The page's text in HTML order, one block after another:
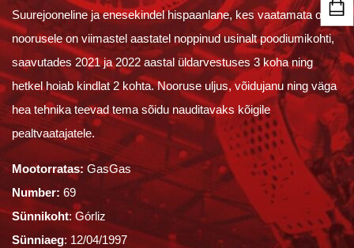
Suurejooneline ja enesekindel hispaanlane, kes vaatamata oma
noorusele on viimastel aastatel noppinud usinalt poodiumikohti,
saavutades 2021 ja 2022 aastal üldarvestuses 3 koha ning
hetkel hoiab kindlat 2 kohta. Nooruse uljus, võidujanu ning väga
hea tehnika teevad tema sõidu nauditavaks kõigile
pealtvaatajatele.
Mootorratas: GasGas
Number: 69
Sünnikoht: Górliz
Sünniaeg: 12/04/1997